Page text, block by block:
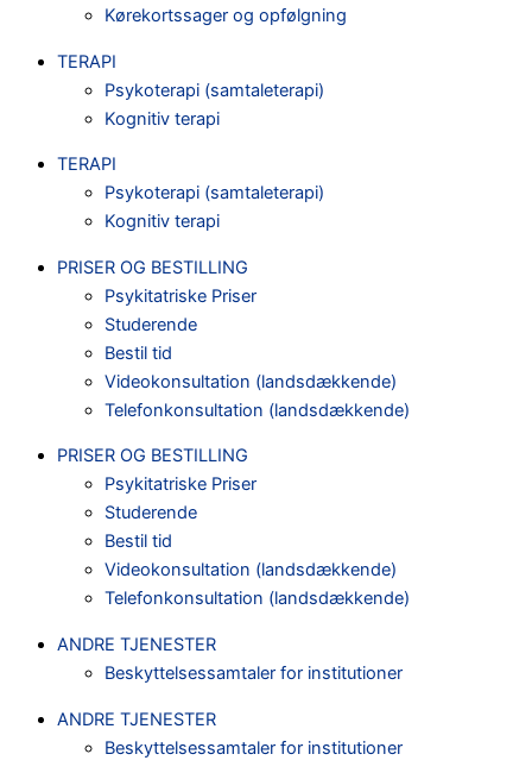
Kørekortssager og opfølgning
TERAPI
Psykoterapi (samtaleterapi)
Kognitiv terapi
TERAPI
Psykoterapi (samtaleterapi)
Kognitiv terapi
PRISER OG BESTILLING
Psykitatriske Priser
Studerende
Bestil tid
Videokonsultation (landsdækkende)
Telefonkonsultation (landsdækkende)
PRISER OG BESTILLING
Psykitatriske Priser
Studerende
Bestil tid
Videokonsultation (landsdækkende)
Telefonkonsultation (landsdækkende)
ANDRE TJENESTER
Beskyttelsessamtaler for institutioner
ANDRE TJENESTER
Beskyttelsessamtaler for institutioner